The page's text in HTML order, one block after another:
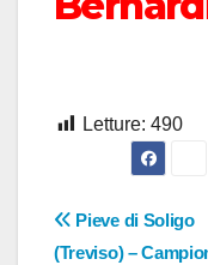
Letture: 490
Pieve di Soligo
(Treviso) –